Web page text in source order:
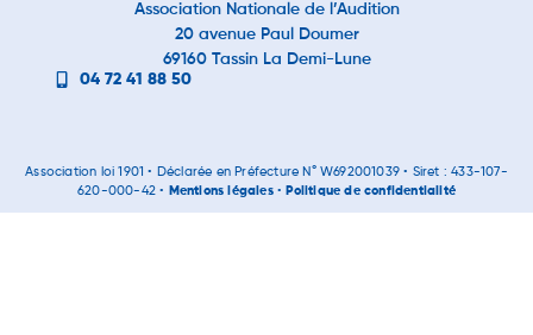
Association Nationale de l’Audition
20 avenue Paul Doumer
69160 Tassin La Demi-Lune
04 72 41 88 50
Association loi 1901 • Déclarée en Préfecture N° W692001039 • Siret : 433-107-
620-000-42 •
Mentions légales• Politique de confidentialité